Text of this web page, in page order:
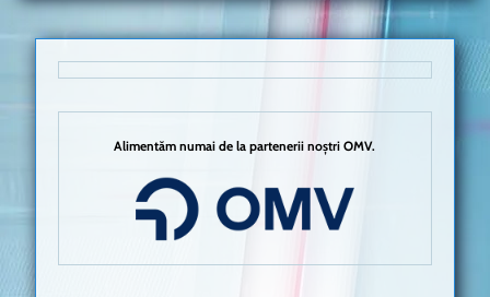
Alimentăm numai de la partenerii noștri OMV.